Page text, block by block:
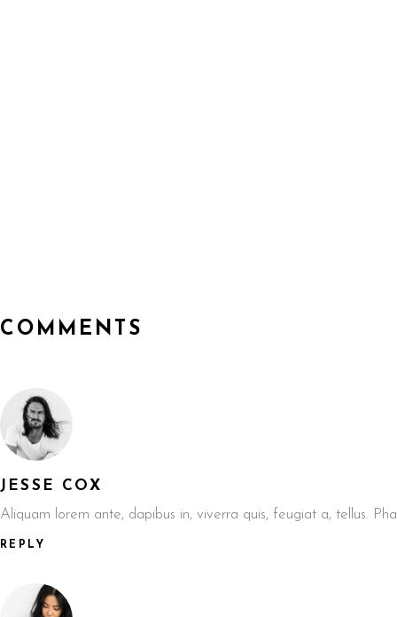
COMMENTS
JESSE COX
Aliquam lorem ante, dapibus in, viverra quis, feugiat a, tellus.
REPLY